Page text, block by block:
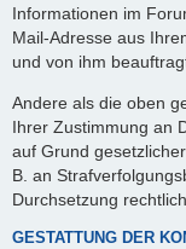
Informationen im
Mail-Adresse aus
und von ihm
Andere als die oben
Ihrer Zustimmung an
auf Grund
B. an
Durchsetzung
GESTATTUNG DER